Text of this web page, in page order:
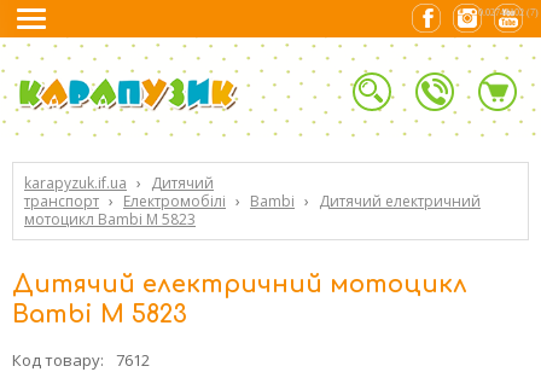
karapyzuk.if.ua › Дитячий
транспорт › Електромобілі › Bambi › Дитячий електричний
мотоцикл Bambi M 5823
Дитячий електричний мотоцикл
Bambi M 5823
Код товару:
7612
0.02744102 (7)